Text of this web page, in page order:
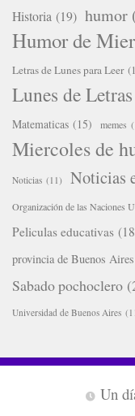
Historia (19) humor
Humor de
Letras de Lunes para Leer
Lunes de Letras
Matematicas (15) memes
Miercoles de
Noticias (11) Noticias
Organización de las Naciones
Peliculas educativas
provincia de Buenos Aires
Sabado pochoclero
Universidad de Buenos Aires
Un